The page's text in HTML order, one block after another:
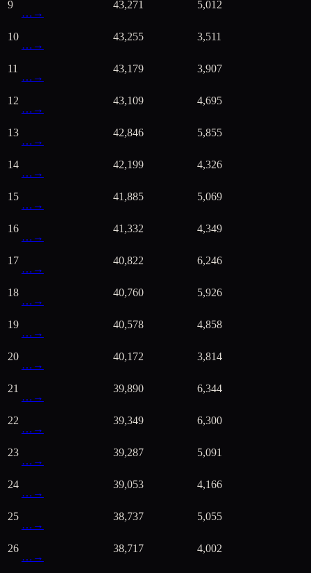
9
… →
43,271 5,012
10
… →
43,255 3,511
11
… →
43,179 3,907
12
… →
43,109 4,695
13
… →
42,846 5,855
14
… →
42,199 4,326
15
… →
41,885 5,069
16
… →
41,332 4,349
17
… →
40,822 6,246
18
… →
40,760 5,926
19
… →
40,578 4,858
20
… →
40,172 3,814
21
… →
39,890 6,344
22
… →
39,349 6,300
23
… →
39,287 5,091
24
… →
39,053 4,166
25
… →
38,737 5,055
26
… →
38,717 4,002